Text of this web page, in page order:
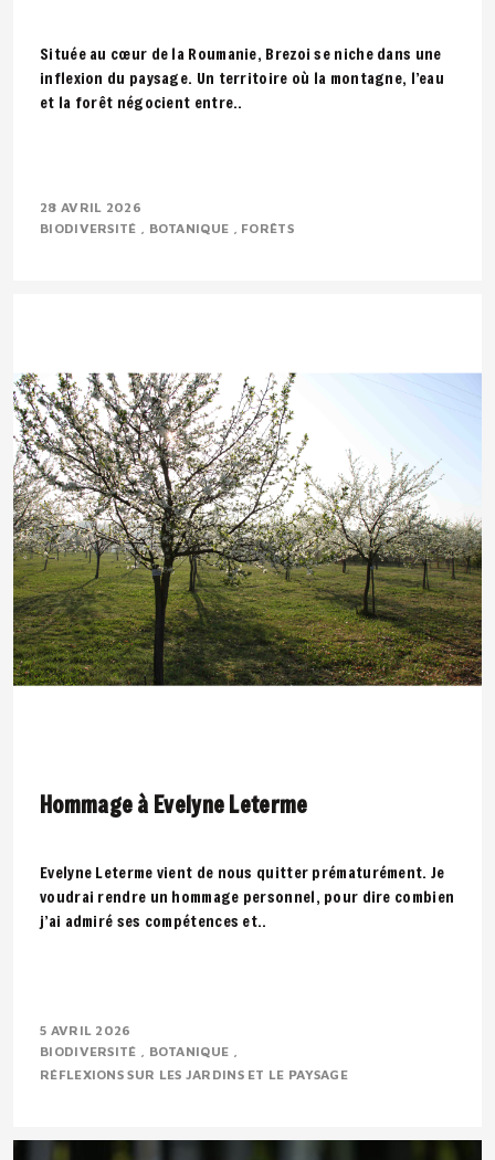
Située au cœur de la Roumanie, Brezoi se niche dans une
inflexion du paysage. Un territoire où la montagne, l’eau
et la forêt négocient entre..
28 AVRIL 2026
BIODIVERSITÉ
BOTANIQUE FORÊTS
Hommage à Evelyne Leterme
Evelyne Leterme vient de nous quitter prématurément. Je
voudrai rendre un hommage personnel, pour dire combien
j’ai admiré ses compétences et..
5 AVRIL 2026
BIODIVERSITÉ
BOTANIQUE
RÉFLEXIONS SUR LES JARDINS ET LE PAYSAGE